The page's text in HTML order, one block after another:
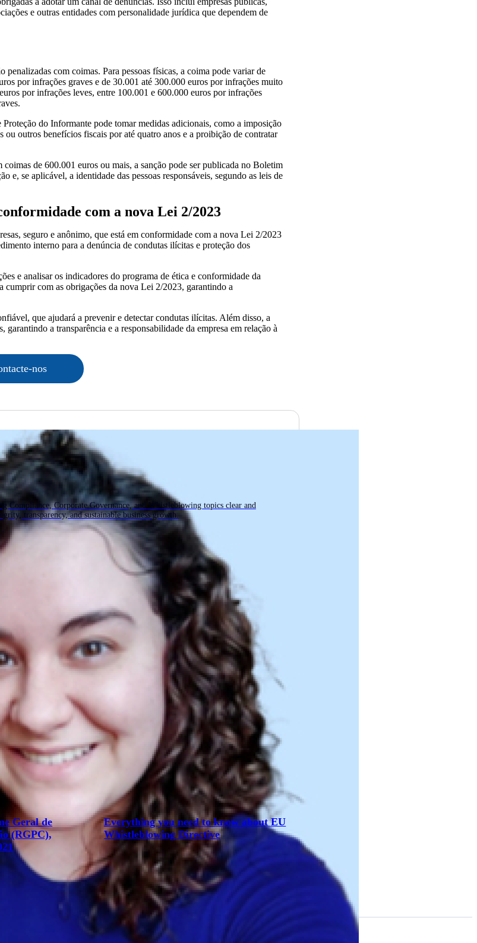
e outras entidades com personalidade jurídica que dependem de
com coimas. Para pessoas físicas, a coima pode variar de
por infrações graves e de 30.001 até 300.000 euros por infrações muito
por infrações leves, entre 100.001 e 600.000 euros por infrações
do Informante pode tomar medidas adicionais, como a imposição
outros benefícios fiscais por até quatro anos e a proibição de contratar
de 600.001 euros ou mais, a sanção pode ser publicada no Boletim
e, se aplicável, a identidade das pessoas responsáveis, segundo as leis de
com a nova Lei 2/2023
seguro e anônimo, que está em conformidade com a nova Lei 2/2023
interno para a denúncia de condutas ilícitas e proteção dos
e analisar os indicadores do programa de ética e conformidade da
cumprir com as obrigações da nova Lei 2/2023, garantindo a
que ajudará a prevenir e detectar condutas ilícitas. Além disso, a
a transparência e a responsabilidade da empresa em relação à
nos
Corporate Governance, and Whistleblowing topics clear and
transparency, and sustainable business growth.
Geral de
(RGPC),
Everything you need to know about EU
Whistleblowing Directive